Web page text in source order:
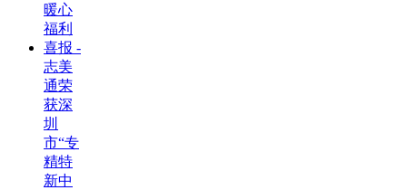
暖心
福利
喜报 -
志美
通荣
获深
圳
市“专
精特
新中